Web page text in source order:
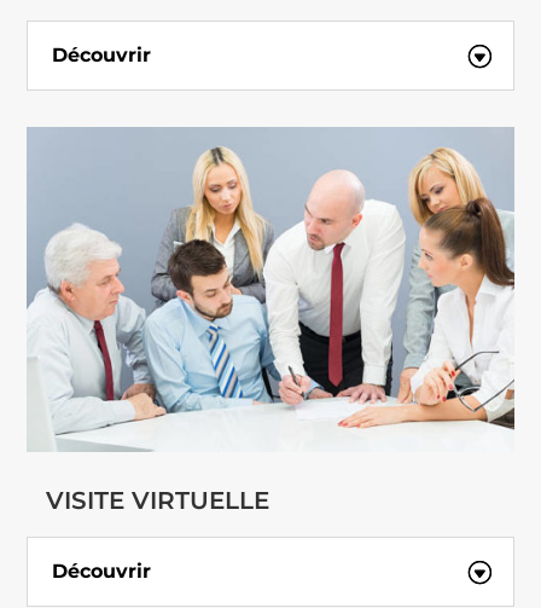
Découvrir
VISITE VIRTUELLE
Découvrir